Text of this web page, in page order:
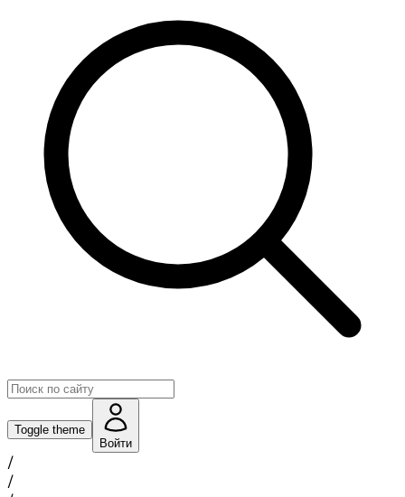
Toggle theme
Войти
/
/